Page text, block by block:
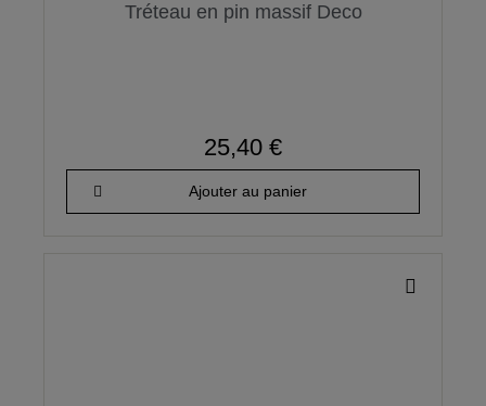
Tréteau en pin massif Deco
25,40 €
Ajouter au panier